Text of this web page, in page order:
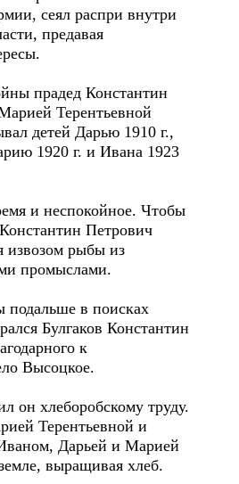
сеял распри внутри
предавая
прадед Константин
Терентьевной
детей Дарью 1910 г.,
1920 г. и Ивана 1923
и неспокойное. Чтобы
Петрович
извозом рыбы из
промыслами.
подальше в поисках
Булгаков Константин
к
Высоцкое.
он хлеборобскому труду.
Терентьевной и
Дарьей и Марией
выращивая хлеб.